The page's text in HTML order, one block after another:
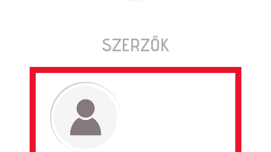
SZERZŐK